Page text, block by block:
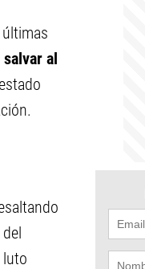
al
luto